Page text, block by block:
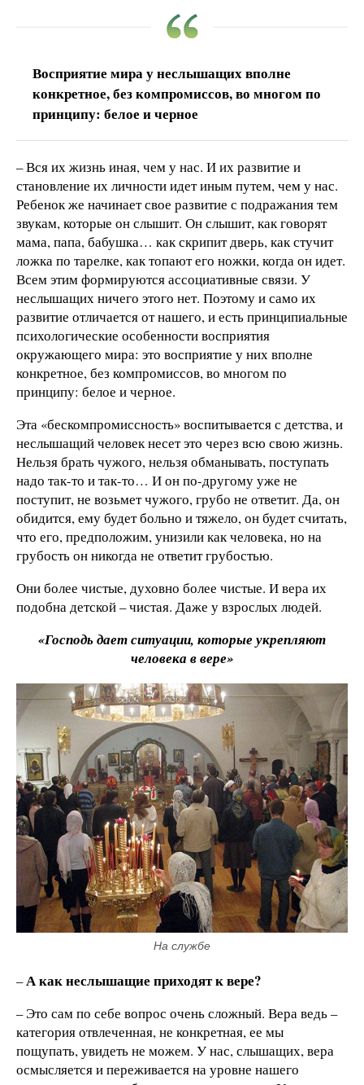
Восприятие мира у неслышащих вполне
конкретное, без компромиссов, во многом по
принципу: белое и черное
– Вся их жизнь иная, чем у нас. И их развитие и
становление их личности идет иным путем, чем у нас.
Ребенок же начинает свое развитие с подражания тем
звукам, которые он слышит. Он слышит, как говорят
мама, папа, бабушка… как скрипит дверь, как стучит
ложка по тарелке, как топают его ножки, когда он идет.
Всем этим формируются ассоциативные связи. У
неслышащих ничего этого нет. Поэтому и само их
развитие отличается от нашего, и есть принципиальные
психологические особенности восприятия
окружающего мира: это восприятие у них вполне
конкретное, без компромиссов, во многом по
принципу: белое и черное.
Эта «бескомпромиссность» воспитывается с детства, и
неслышащий человек несет это через всю свою жизнь.
Нельзя брать чужого, нельзя обманывать, поступать
надо так-то и так-то… И он по-другому уже не
поступит, не возьмет чужого, грубо не ответит. Да, он
обидится, ему будет больно и тяжело, он будет считать,
что его, предположим, унизили как человека, но на
грубость он никогда не ответит грубостью.
Они более чистые, духовно более чистые. И вера их
подобна детской – чистая. Даже у взрослых людей.
«Господь дает ситуации, которые укрепляют
человека в вере»
На службе
–А как неслышащие приходят к вере?
– Это сам по себе вопрос очень сложный. Вера ведь –
категория отвлеченная, не конкретная, ее мы
пощупать, увидеть не можем. У нас, слышащих, вера
осмысляется и переживается на уровне нашего